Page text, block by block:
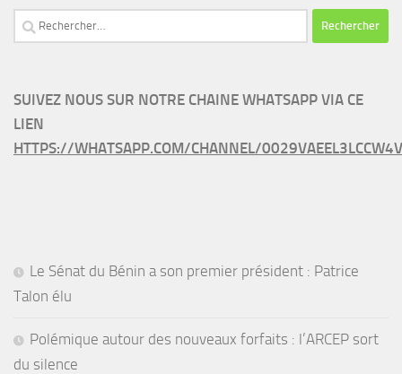
Rechercher :
SUIVEZ NOUS SUR NOTRE CHAINE WHATSAPP VIA CE
LIEN
HTTPS://WHATSAPP.COM/CHANNEL/
Le Sénat du Bénin a son premier président : Patrice
Talon élu
Polémique autour des nouveaux forfaits : l’ARCEP sort
du silence